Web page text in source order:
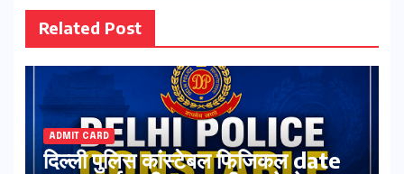
Related Post
ADMIT CARD
दिल्ली पुलिस कांस्टेबल फिजिकल date